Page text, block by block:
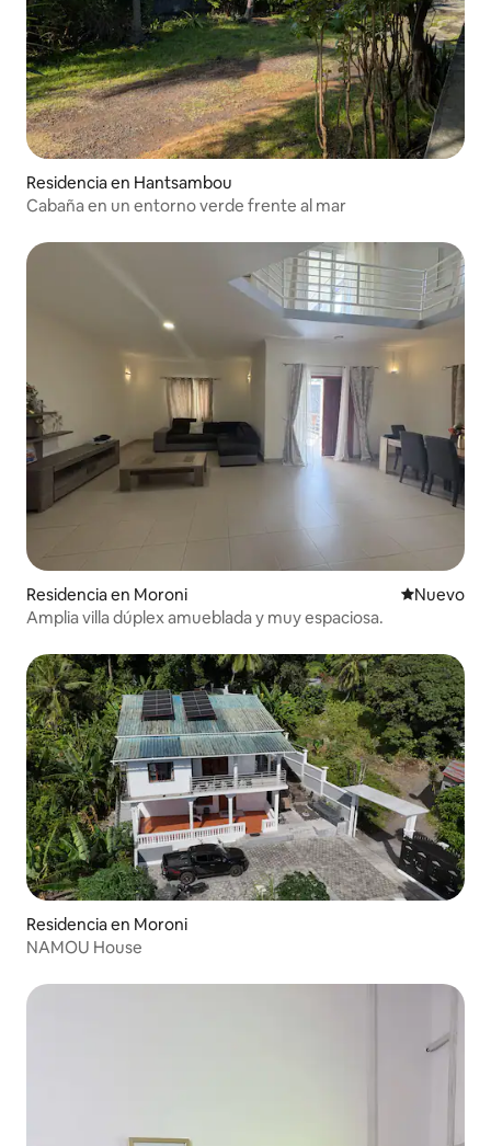
Residencia en Hantsambou
Cabaña en un entorno verde frente al mar
Residencia en Moroni Nuevo
Nuevo
Amplia villa dúplex amueblada y muy espaciosa.
Residencia en Moroni
NAMOU House